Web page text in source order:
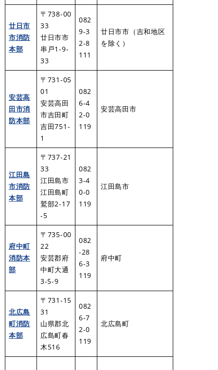
廿日市
市消防
本部
〒738-00
33
廿日市市
串戸1-9-
33
082
9-3
2-8
111
廿日市市（吉和地区
を除く）
安芸高
田市消
防本部
〒731-05
01
安芸高田
市吉田町
吉田751-
1
082
6-4
2-0
119
安芸高田市
江田島
市消防
本部
〒737-21
33
江田島市
江田島町
鷲部2-17
-5
082
3-4
0-0
119
江田島市
府中町
消防本
部
〒735-00
22
安芸郡府
中町大通
3-5-9
082
-28
6-3
119
府中町
北広島
町消防
本部
〒731-15
31
山県郡北
広島町春
木516
082
6-7
2-0
119
北広島町